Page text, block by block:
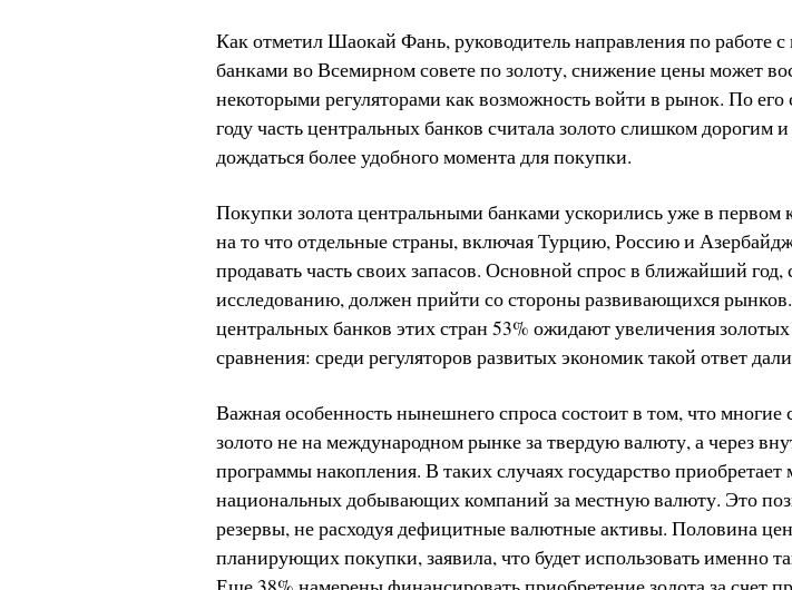
Как отметил Шаокай Фань, руководитель направления по работе
банками во Всемирном совете по золоту, снижение цены может
некоторыми регуляторами как возможность войти в рынок. По его
году часть центральных банков считала золото слишком дорогим
дождаться более удобного момента для покупки.
Покупки золота центральными банками ускорились уже в первом
на то что отдельные страны, включая Турцию, Россию и
продавать часть своих запасов. Основной спрос в ближайший год,
исследованию, должен прийти со стороны развивающихся
центральных банков этих стран 53% ожидают увеличения
сравнения: среди регуляторов развитых экономик такой ответ
Важная особенность нынешнего спроса состоит в том, что
золото не на международном рынке за твердую валюту, а через
программы накопления. В таких случаях государство приобретает
национальных добывающих компаний за местную валюту. Это
резервы, не расходуя дефицитные валютные активы. Половина
планирующих покупки, заявила, что будет использовать именно